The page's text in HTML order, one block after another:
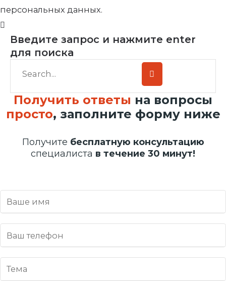
персональных данных.
Введите запрос и нажмите enter
для поиска
Получить ответы на вопросы
просто, заполните форму ниже
Получите бесплатную консультацию
специалиста в течение 30 минут!